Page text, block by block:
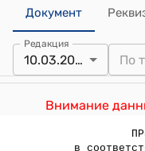
Документ
Редакция
10.03.2006
Внимание